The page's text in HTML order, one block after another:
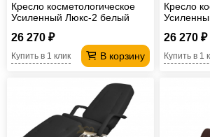
Кресло косметологическое
Усиленный Люкс-2 белый
26 270 ₽
В корзину
Купить в 1 клик
Кресло
26 270 ₽
Купить в 1